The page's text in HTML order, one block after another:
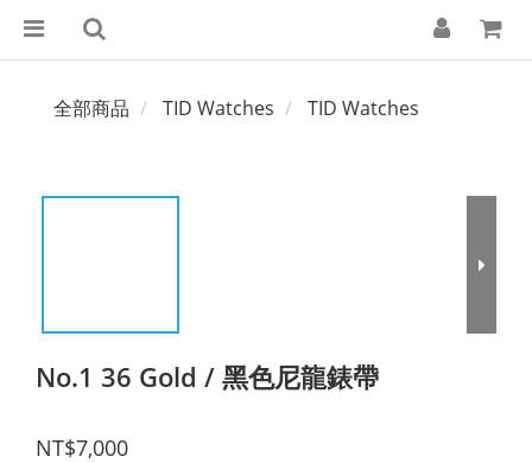
全部商品 TID Watches TID Watches
No.1 36 Gold / 黑色尼龍錶帶
NT$7,000